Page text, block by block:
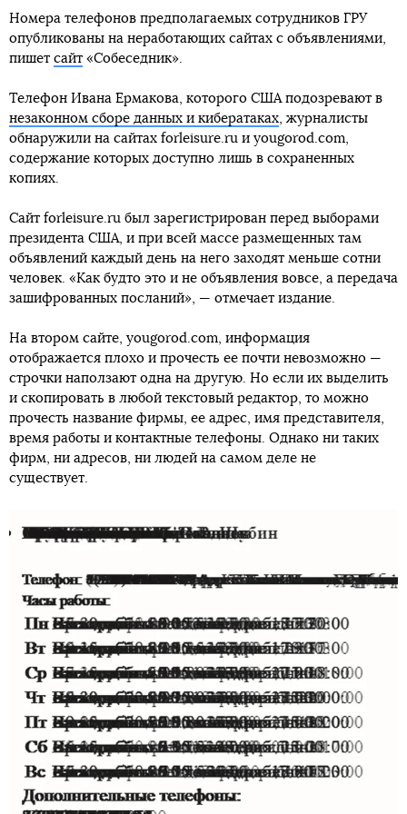
Номера телефонов предполагаемых сотрудников ГРУ
опубликованы на неработающих сайтах с объявлениями,
пишет сайт «Собеседник».
Телефон Ивана Ермакова, которого США подозревают в
незаконном сборе данных и кибератаках , журналисты
обнаружили на сайтах forleisure.ru и yougorod.com,
содержание которых доступно лишь в сохраненных
копиях.
Сайт forleisure.ru был зарегистрирован перед выборами
президента США, и при всей массе размещенных там
объявлений каждый день на него заходят меньше сотни
человек. «Как будто это и не объявления вовсе, а передача
зашифрованных посланий», — отмечает издание.
На втором сайте, yougorod.com, информация
отображается плохо и прочесть ее почти невозможно —
строчки наползают одна на другую. Но если их выделить
и скопировать в любой текстовый редактор, то можно
прочесть название фирмы, ее адрес, имя представителя,
время работы и контактные телефоны. Однако ни таких
фирм, ни адресов, ни людей на самом деле не
существует.